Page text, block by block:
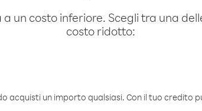
un costo inferiore. Scegli tra una
costo ridotto:
acquisti un importo qualsiasi. Con il tuo credito